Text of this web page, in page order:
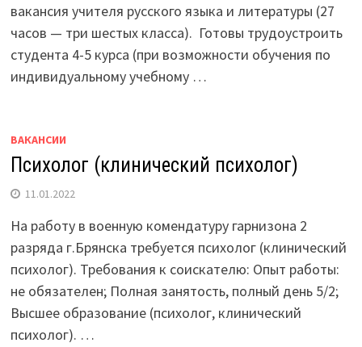
вакансия учителя русского языка и литературы (27
часов — три шестых класса). Готовы трудоустроить
студента 4-5 курса (при возможности обучения по
индивидуальному учебному …
ВАКАНСИИ
Психолог (клинический психолог)
11.01.2022
На работу в военную комендатуру гарнизона 2
разряда г.Брянска требуется психолог (клинический
психолог). Требования к соискателю: Опыт работы:
не обязателен; Полная занятость, полный день 5/2;
Высшее образование (психолог, клинический
психолог). …